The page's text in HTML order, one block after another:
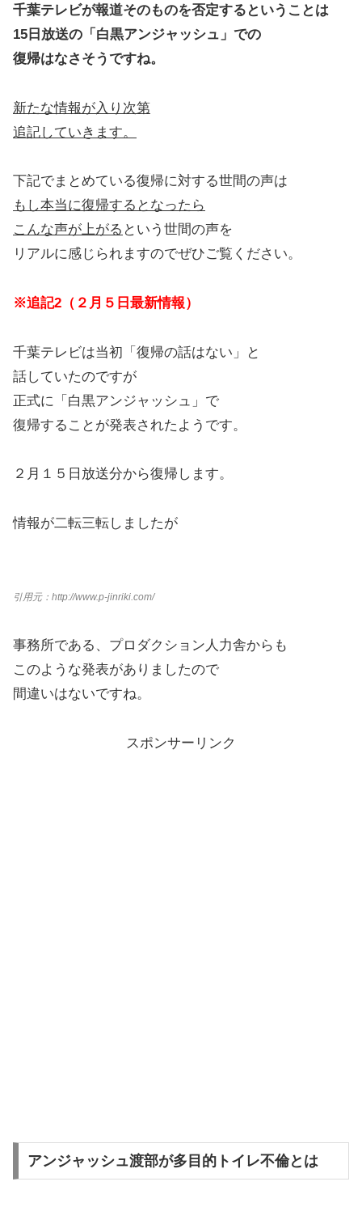
千葉テレビが報道そのものを否定するということは
15日放送の「白黒アンジャッシュ」での
復帰はなさそうですね。
新たな情報が入り次第
追記していきます。
下記でまとめている復帰に対する世間の声は
もし本当に復帰するとなったら
こんな声が上がる という世間の声を
リアルに感じられますのでぜひご覧ください。
※追記2（２月５日最新情報）
千葉テレビは当初「復帰の話はない」と
話していたのですが
正式に「白黒アンジャッシュ」で
復帰することが発表されたようです。
２月１５日放送分から復帰します。
情報が二転三転しましたが
引用元：http://www.p-jinriki.com/
事務所である、プロダクション人力舎からも
このような発表がありましたので
間違いはないですね。
スポンサーリンク
アンジャッシュ渡部が多目的トイレ不倫とは